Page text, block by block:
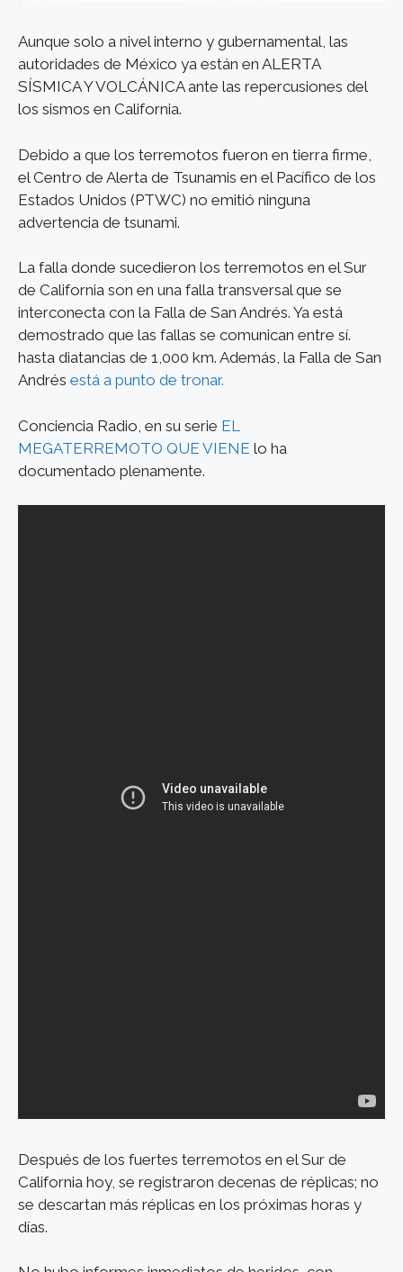
Aunque solo a nivel interno y gubernamental, las
autoridades de México ya están en ALERTA
SÍSMICA Y VOLCÁNICA ante las repercusiones del
los sismos en California.
Debido a que los terremotos fueron en tierra firme,
el Centro de Alerta de Tsunamis en el Pacífico de los
Estados Unidos (PTWC) no emitió ninguna
advertencia de tsunami.
La falla donde sucedieron los terremotos en el Sur
de California son en una falla transversal que se
interconecta con la Falla de San Andrés. Ya está
demostrado que las fallas se comunican entre sí.
hasta diatancias de 1,000 km. Además, la Falla de San
Andrés está a punto de tronar.
Conciencia Radio, en su serie EL
MEGATERREMOTO QUE VIENE lo ha
documentado plenamente.
Después de los fuertes terremotos en el Sur de
California hoy, se registraron decenas de réplicas; no
se descartan más réplicas en los próximas horas y
días.